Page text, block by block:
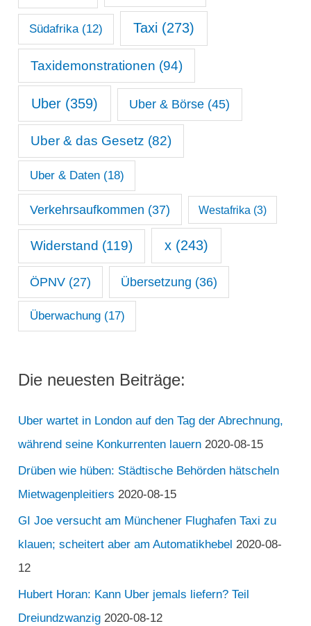
Südafrika(12) Taxi (273)
Taxidemonstrationen (94)
Uber (359) Uber & Börse (45)
Uber & das Gesetz (82)
Uber & Daten(18)
Verkehrsaufkommen (37) Westafrika (3)
Widerstand (119) x(243)
ÖPNV(27) Übersetzung (36)
Überwachung(17)
Die neuesten Beiträge:
Uber wartet in London auf den Tag der Abrechnung,
während seine Konkurrenten lauern 2020-08-15
Drüben wie hüben: Städtische Behörden hätscheln
Mietwagenpleitiers 2020-08-15
GI Joe versucht am Münchener Flughafen Taxi zu
klauen; scheitert aber am Automatikhebel 2020-08-
12
Hubert Horan: Kann Uber jemals liefern? Teil
Dreiundzwanzig 2020-08-12